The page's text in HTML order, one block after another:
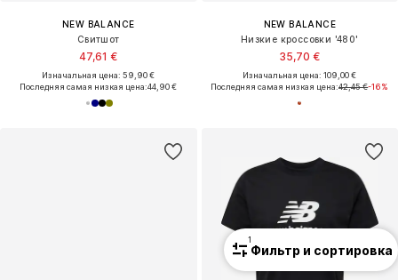
NEW BALANCE
Свитшот
47,61 €
Изначальная цена: 59,90 €
Последняя самая низкая цена:44,90 €
NEW BALANCE
Низкие кроссовки '480'
35,70 €
Изначальная цена: 109,00 €
Последняя самая низкая цена:42,45 €-16%
1
Фильтр и сортировка